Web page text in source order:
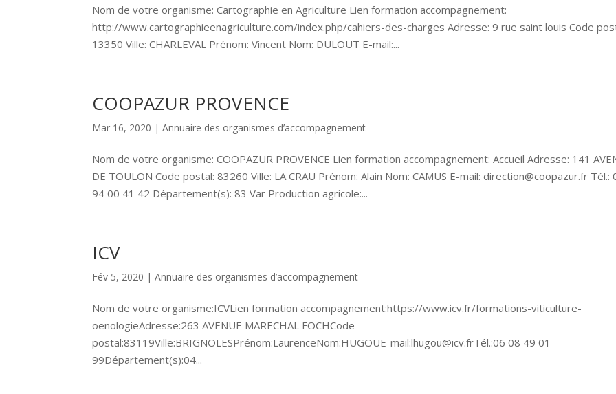
Nom de votre organisme: Cartographie en Agriculture Lien formation accompagnement:
http://www.cartographieenagriculture.com/index.php/cahiers-des-charges Adresse: 9 rue saint louis Code
13350 Ville: CHARLEVAL Prénom: Vincent Nom: DULOUT E-mail:...
COOPAZUR PROVENCE
Mar 16, 2020 |Annuaire des organismes d’accompagnement
Nom de votre organisme: COOPAZUR PROVENCE Lien formation accompagnement: Accueil Adresse: 141
DE TOULON Code postal: 83260 Ville: LA CRAU Prénom: Alain Nom: CAMUS E-mail: direction@coopazur.fr Tél.:
94 00 41 42 Département(s): 83 Var Production agricole:...
ICV
Fév 5, 2020 |Annuaire des organismes d’accompagnement
Nom de votre organisme:ICVLien formation accompagnement:https://www.icv.fr/formations-viticulture-
oenologieAdresse:263 AVENUE MARECHAL FOCHCode
postal:83119Ville:BRIGNOLESPrénom:LaurenceNom:HUGOUE-mail:lhugou@icv.frTél.:06 08 49 01
99Département(s):04...